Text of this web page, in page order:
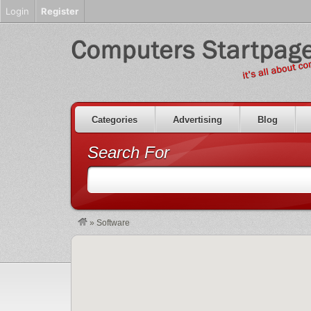
Categories Advertising Blog
Search For
» Software
Login Register